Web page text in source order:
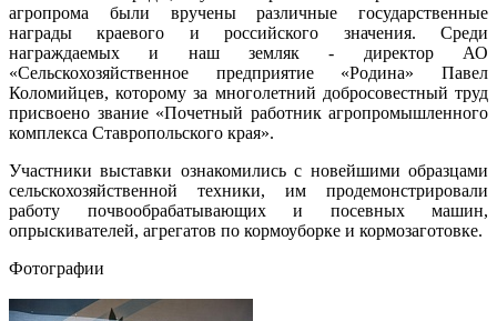
агропрома были вручены различные государственные
награды краевого и российского значения. Среди
награждаемых и наш земляк - директор АО
«Сельскохозяйственное предприятие «Родина» Павел
Коломийцев, которому за многолетний добросовестный труд
присвоено звание «Почетный работник агропромышленного
комплекса Ставропольского края».
Участники выставки ознакомились с новейшими образцами
сельскохозяйственной техники, им продемонстрировали
работу почвообрабатывающих и посевных машин,
опрыскивателей, агрегатов по кормоуборке и кормозаготовке.
Фотографии